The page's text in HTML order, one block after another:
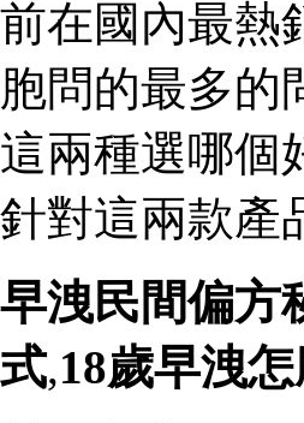
前在國內最熱
胞問的最多的
這兩種選哪個
針對這兩款產
早洩民間偏方
式,18歲早洩